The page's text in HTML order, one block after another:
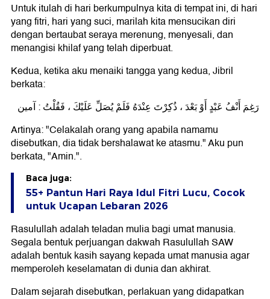
Untuk itulah di hari berkumpulnya kita di tempat ini, di hari
yang fitri, hari yang suci, marilah kita mensucikan diri
dengan bertaubat seraya merenung, menyesali, dan
menangisi khilaf yang telah diperbuat.
Kedua, ketika aku menaiki tangga yang kedua, Jibril
berkata:
رَغِمَ أَنْفُ عَبْدٍ أَوْ بَعْدَ ، ذُكِرْتَ عِنْدَهُ فَلَمْ يُصَلِّ عَلَيْكَ ، فَقُلْتُ : آمين
Artinya: "Celakalah orang yang apabila namamu
disebutkan, dia tidak bershalawat ke atasmu." Aku pun
berkata, "Amin.".
Baca juga:
55+ Pantun Hari Raya Idul Fitri Lucu, Cocok
untuk Ucapan Lebaran 2026
Rasulullah adalah teladan mulia bagi umat manusia.
Segala bentuk perjuangan dakwah Rasulullah SAW
adalah bentuk kasih sayang kepada umat manusia agar
memperoleh keselamatan di dunia dan akhirat.
Dalam sejarah disebutkan, perlakuan yang didapatkan